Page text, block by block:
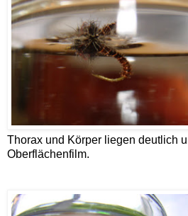
Thorax und Körper liegen deutlich
Oberflächenfilm.